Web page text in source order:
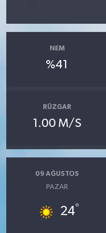
NEM
%41
RÜZGAR
1.00 M/S
09 AĞUSTOS
PAZAR
24°